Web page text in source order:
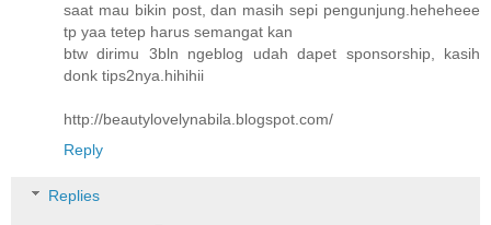
saat mau bikin post, dan masih sepi pengunjung.heheheee
tp yaa tetep harus semangat kan
btw dirimu 3bln ngeblog udah dapet sponsorship, kasih
donk tips2nya.hihihii
http://beautylovelynabila.blogspot.com/
Reply
Replies